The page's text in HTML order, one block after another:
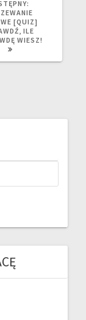
WPIS:
[QUIZ]
ILE
WIESZ!